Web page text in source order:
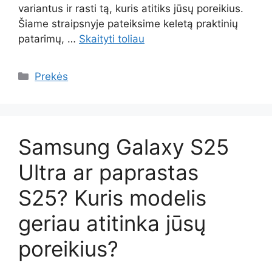
variantus ir rasti tą, kuris atitiks jūsų poreikius.
Šiame straipsnyje pateiksime keletą praktinių
patarimų, … Skaityti toliau
Kategorijos
Prekės
Samsung Galaxy S25
Ultra ar paprastas
S25? Kuris modelis
geriau atitinka jūsų
poreikius?